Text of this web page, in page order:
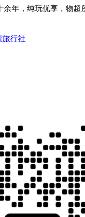
年，纯玩优享，物超
旅行社